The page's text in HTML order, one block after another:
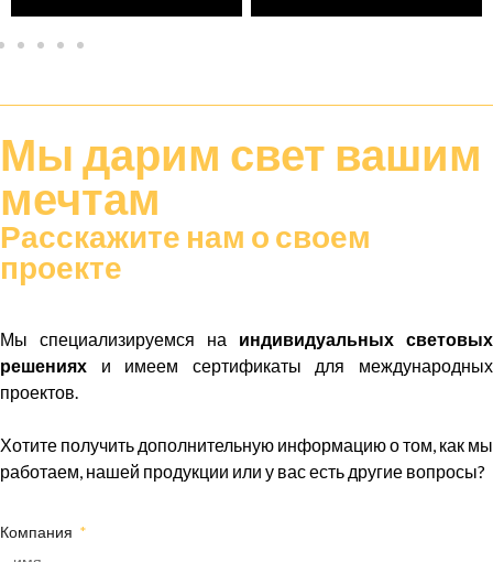
Мы дарим свет вашим
мечтам
Расскажите нам о своем
проекте
Мы специализируемся на индивидуальных световых
решениях и имеем сертификаты для международных
проектов.
Хотите получить дополнительную информацию о том, как мы
работаем, нашей продукции или у вас есть другие вопросы?
Компания